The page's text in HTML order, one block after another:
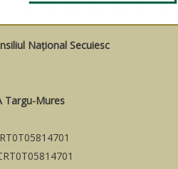
Național Secuiesc
Targu-Mures